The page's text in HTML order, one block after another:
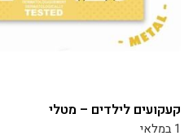
קעקועים לילדים – מטלי
1 במלאי